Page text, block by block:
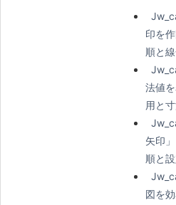
印を
順と
法値
用と
矢印
順と
図を